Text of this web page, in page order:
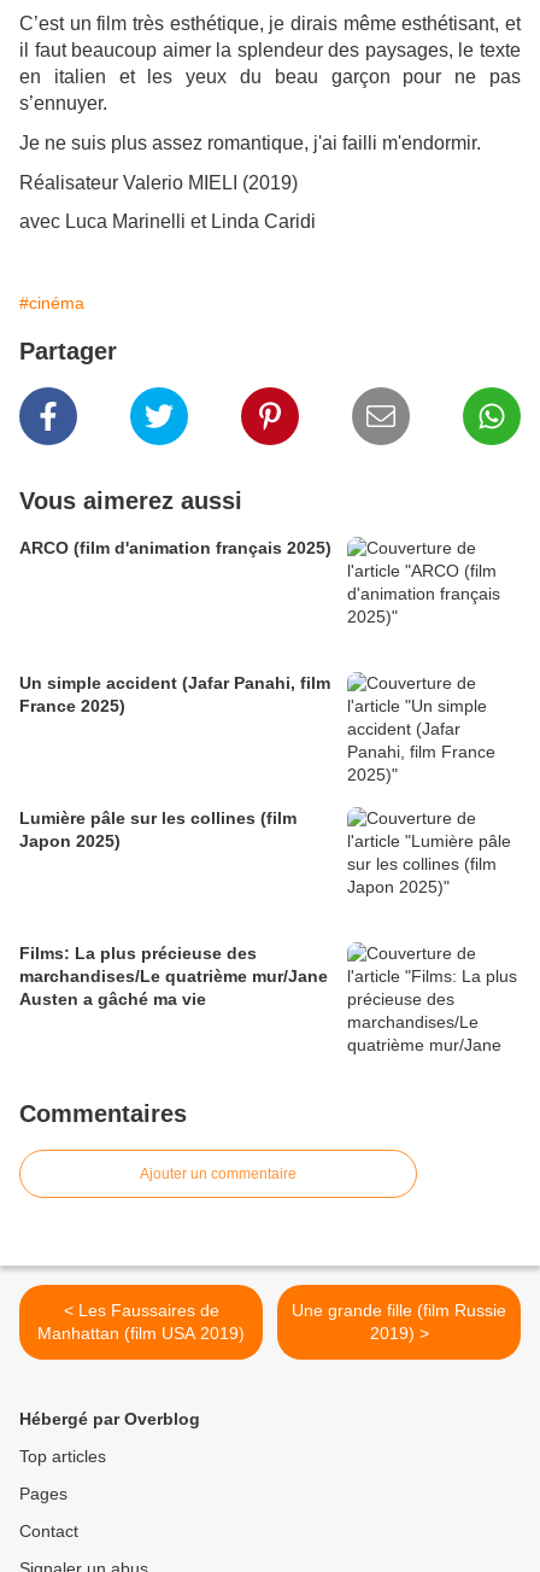
C’est un film très esthétique, je dirais même esthétisant, et
il faut beaucoup aimer la splendeur des paysages, le texte
en italien et les yeux du beau garçon pour ne pas
s’ennuyer.
Je ne suis plus assez romantique, j'ai failli m'endormir.
Réalisateur Valerio MIELI (2019)
avec Luca Marinelli et Linda Caridi
#cinéma
Partager
Vous aimerez aussi
ARCO (film d'animation français 2025)
Un simple accident (Jafar Panahi, film
France 2025)
Lumière pâle sur les collines (film
Japon 2025)
Films: La plus précieuse des
marchandises/Le quatrième mur/Jane
Austen a gâché ma vie
Commentaires
Ajouter un commentaire
< Les Faussaires de
Manhattan (film USA 2019)
Une grande fille (film Russie
2019) >
Hébergé par Overblog
Top articles
Pages
Contact